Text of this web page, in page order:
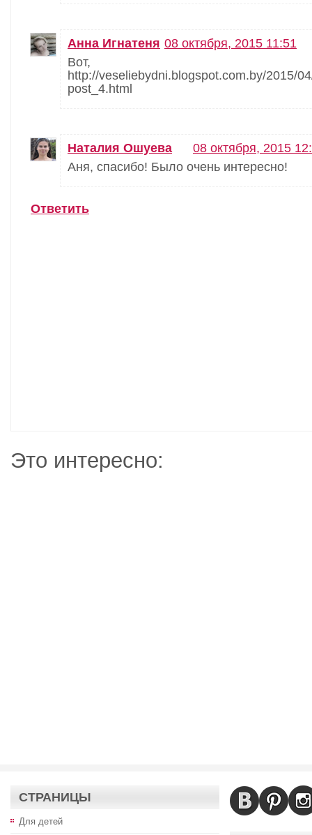
Анна Игнатеня 08 октября, 2015 11:51
Вот,
http://veseliebydni.blogspot.com.by/2015/
post_4.html
Наталия Ошуева
08 октября, 2015
Аня, спасибо! Было очень интересно!
Ответить
Это интересно:
СТРАНИЦЫ
Для детей